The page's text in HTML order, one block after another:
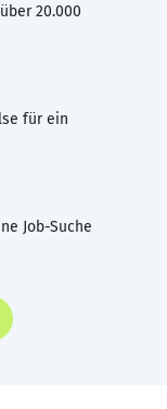
20.000
für ein
Job-Suche